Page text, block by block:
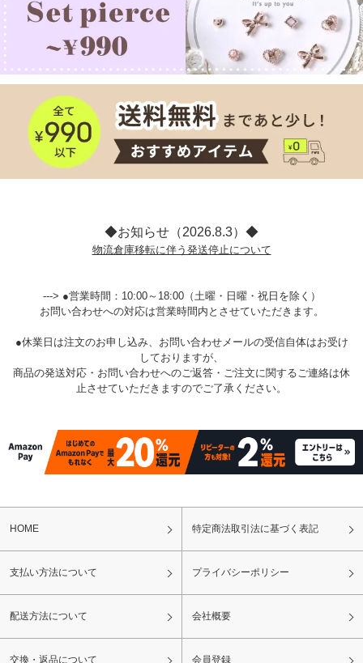
◆お知らせ（2026.8.3）◆
物流倉庫移転に伴う発送停止について
---> ●営業時間：10:00～18:00（土曜・日曜・祝日を除く）
お問い合わせへの対応は営業時間内とさせていただきます。
●休業日は注文のお申し込み、お問い合わせメールの受信自体はお受け
しておりますが、
商品の発送対応・お問い合わせへのご返答・ご注文に関するご連絡は休
止させていただきますのでご了承ください。
HOME 特定商法取引法に基づく表記
支払い方法について プライバシーポリシー
配送方法について 会社概要
交換・返品について 会員登録